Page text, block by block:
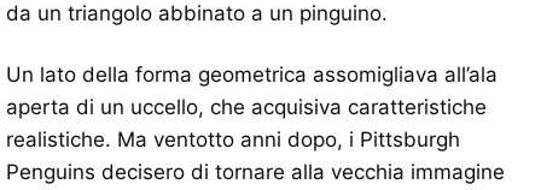
da un triangolo abbinato a un pinguino.
Un lato della forma geometrica assomigliava all’ala
aperta di un uccello, che acquisiva caratteristiche
realistiche. Ma ventotto anni dopo, i Pittsburgh
Penguins decisero di tornare alla vecchia immagine